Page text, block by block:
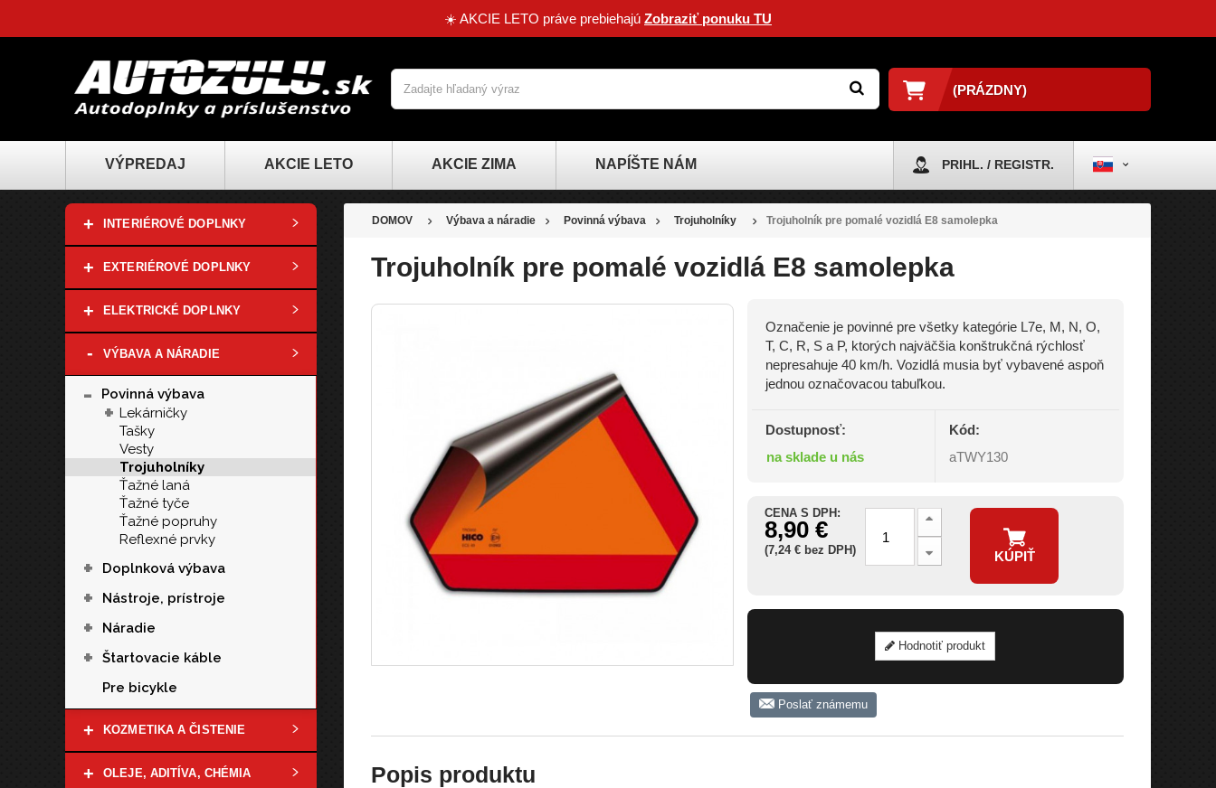
☀️ AKCIE LETO práve prebiehajú Zobraziť ponuku TU
(PRÁZDNY)
VÝPREDAJ AKCIE LETO AKCIE ZIMA NAPÍŠTE NÁM PRIHL. / REGISTR.
+ INTERIÉROVÉ DOPLNKY
+ EXTERIÉROVÉ DOPLNKY
+ ELEKTRICKÉ DOPLNKY
- VÝBAVA A NÁRADIE
- Povinná výbava
+ Lekárničky
Tašky
Vesty
Trojuholníky
Ťažné laná
Ťažné tyče
Ťažné popruhy
Reflexné prvky
+ Doplnková výbava
+ Nástroje, prístroje
+ Náradie
+
Štartovacie káble
Pre bicykle
+ KOZMETIKA A ČISTENIE
+ OLEJE, ADITÍVA, CHÉMIA
DOMOV Výbava a náradie Povinná výbava Trojuholníky Trojuholník pre pomalé vozidlá E8 samolepka
Trojuholník pre pomalé vozidlá E8 samolepka
Označenie je povinné pre všetky kategórie L7e, M, N, O,
T, C, R, S a P, ktorých najväčšia konštrukčná rýchlosť
nepresahuje 40 km/h. Vozidlá musia byť vybavené aspoň
jednou označovacou tabuľkou.
Dostupnosť:
na sklade u nás
Kód:
aTWY130
CENA S DPH:
8,90 €
(7,24 € bez DPH) KÚPIŤ
Hodnotiť produkt
Poslať známemu
Popis produktu